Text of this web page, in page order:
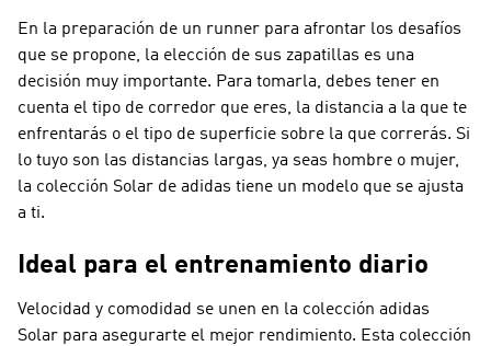
En la preparación de un runner para afrontar los desafíos
que se propone, la elección de sus zapatillas es una
decisión muy importante. Para tomarla, debes tener en
cuenta el tipo de corredor que eres, la distancia a la que te
enfrentarás o el tipo de superficie sobre la que correrás. Si
lo tuyo son las distancias largas, ya seas hombre o mujer,
la colección Solar de adidas tiene un modelo que se ajusta
a ti.
Ideal para el entrenamiento diario
Velocidad y comodidad se unen en la colección adidas
Solar para asegurarte el mejor rendimiento. Esta colección